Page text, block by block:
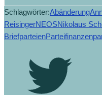
Schlagwörter:Abänderung
ReisingerNEOSNikolaus
BriefparteienParteifinanzen